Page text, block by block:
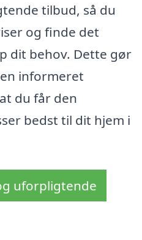
tilbud, så du
og finde det
dit behov. Dette gør
informeret
du får den
bedst til dit hjem i
uforpligtende